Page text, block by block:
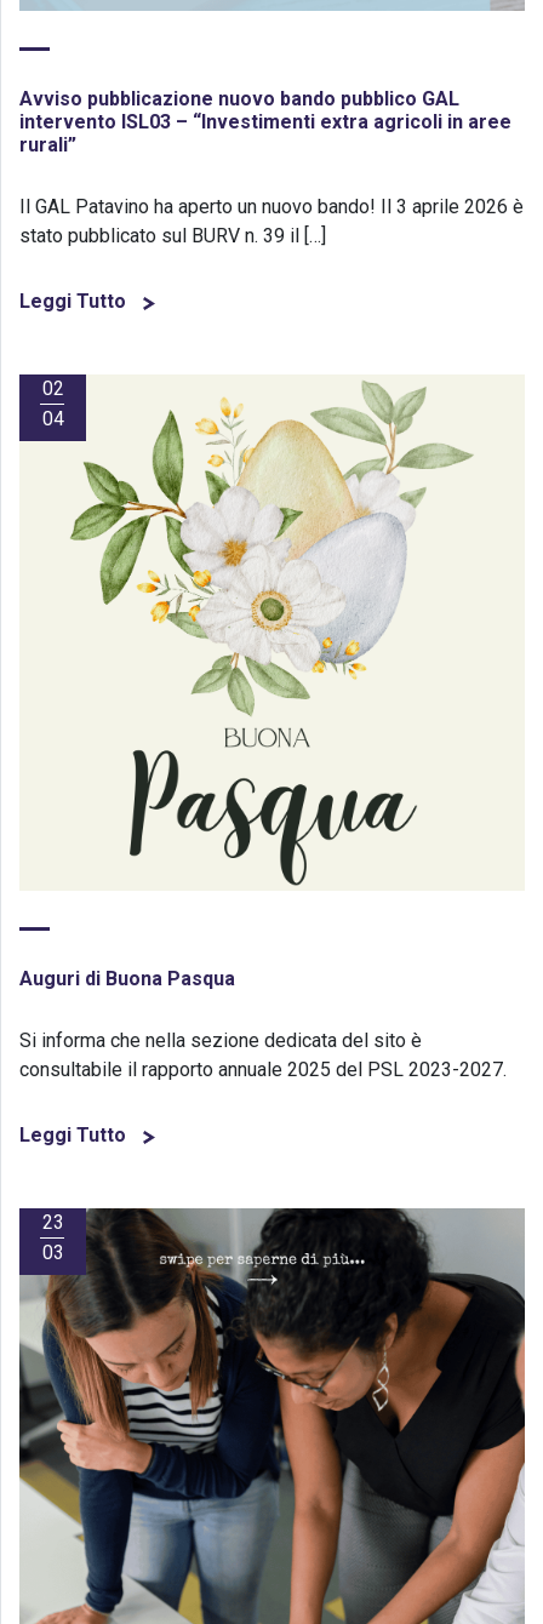
Avviso pubblicazione nuovo bando pubblico GAL
intervento ISL03 – “Investimenti extra agricoli in aree
rurali”
Il GAL Patavino ha aperto un nuovo bando! Il 3 aprile 2026 è
stato pubblicato sul BURV n. 39 il […]
Leggi Tutto
02
04
Auguri di Buona Pasqua
Si informa che nella sezione dedicata del sito è
consultabile il rapporto annuale 2025 del PSL 2023-2027.
Leggi Tutto
23
03